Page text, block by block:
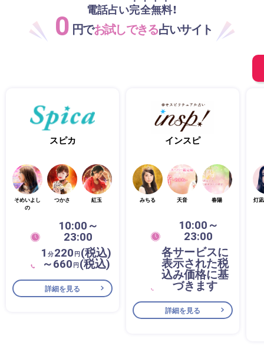
電話占い完全無料！
0 円でお試しできる占いサイト
スピカ
そめいよし
の
つかさ 紅玉
10:00～
23:00
1 分220 円(税込)
～660 円(税込)
詳細を見る
インスピ
みちる 天音 春陽
10:00～
23:00
各サービスに
表示された税
込み価格に基
づきます
詳細を見る
灯